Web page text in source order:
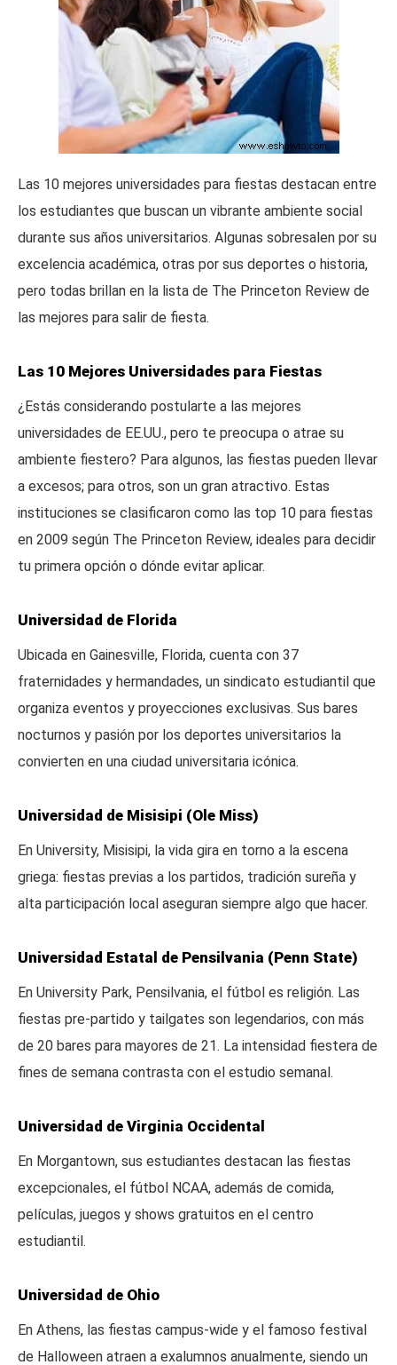
Las 10 mejores universidades para fiestas destacan entre
los estudiantes que buscan un vibrante ambiente social
durante sus años universitarios. Algunas sobresalen por su
excelencia académica, otras por sus deportes o historia,
pero todas brillan en la lista de The Princeton Review de
las mejores para salir de fiesta.
Las 10 Mejores Universidades para Fiestas
¿Estás considerando postularte a las mejores
universidades de EE.UU., pero te preocupa o atrae su
ambiente fiestero? Para algunos, las fiestas pueden llevar
a excesos; para otros, son un gran atractivo. Estas
instituciones se clasificaron como las top 10 para fiestas
en 2009 según The Princeton Review, ideales para decidir
tu primera opción o dónde evitar aplicar.
Universidad de Florida
Ubicada en Gainesville, Florida, cuenta con 37
fraternidades y hermandades, un sindicato estudiantil que
organiza eventos y proyecciones exclusivas. Sus bares
nocturnos y pasión por los deportes universitarios la
convierten en una ciudad universitaria icónica.
Universidad de Misisipi (Ole Miss)
En University, Misisipi, la vida gira en torno a la escena
griega: fiestas previas a los partidos, tradición sureña y
alta participación local aseguran siempre algo que hacer.
Universidad Estatal de Pensilvania (Penn State)
En University Park, Pensilvania, el fútbol es religión. Las
fiestas pre-partido y tailgates son legendarios, con más
de 20 bares para mayores de 21. La intensidad fiestera de
fines de semana contrasta con el estudio semanal.
Universidad de Virginia Occidental
En Morgantown, sus estudiantes destacan las fiestas
excepcionales, el fútbol NCAA, además de comida,
películas, juegos y shows gratuitos en el centro
estudiantil.
Universidad de Ohio
En Athens, las fiestas campus-wide y el famoso festival
de Halloween atraen a exalumnos anualmente, siendo un